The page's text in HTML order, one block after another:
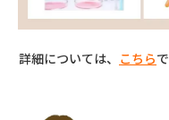
詳細については、 こちらで